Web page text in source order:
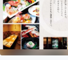
テク
映像